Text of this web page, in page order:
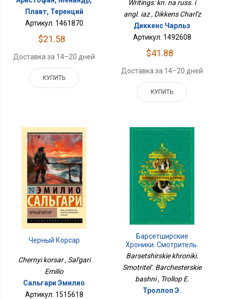
Плавт, Теренций
Артикул: 1461870
$21.58
Доставка за 14–20 дней
КУПИТЬ
Writings: kn. na russ. i
angl. iaz , Dikkens Charl'z
Диккенс Чарльз
Артикул: 1492608
$41.88
Доставка за 14–20 дней
КУПИТЬ
Черный Корсар
Chernyi korsar , Sal'gari
Emilio
Сальгари Эмилио
Артикул: 1515618
Барсетширские
Хроники. Смотритель.
Барчестерские Башни
Barsetshirskie khroniki.
Smotritel'. Barchesterskie
bashni , Trollop E.
Троллоп Э.